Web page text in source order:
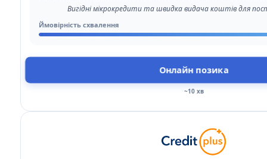
Вигідні мікрокредити та швидка видача коштів для
Ймовірність схвалення
Онлайн позика
~10 хв